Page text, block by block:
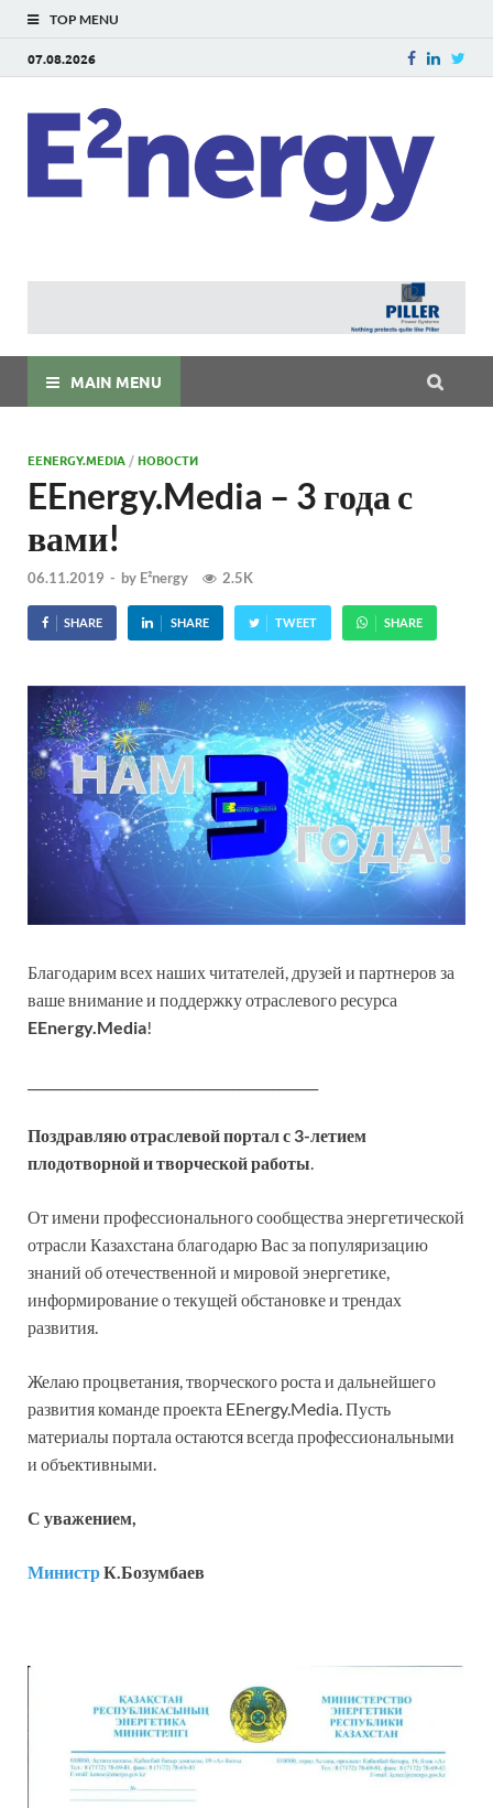
TOP MENU
07.08.2026
MAIN MENU
EENERGY.MEDIA /НОВОСТИ
EEnergy.Media – 3 года с
вами!
06.11.2019 - by E²nergy 2.5K
SHARE SHARE TWEET SHARE
Благодарим всех наших читателей, друзей и партнеров за
ваше внимание и поддержку отраслевого ресурса
EEnergy.Media!
Поздравляю отраслевой портал с 3-летием
плодотворной и творческой работы.
От имени профессионального сообщества энергетической
отрасли Казахстана благодарю Вас за популяризацию
знаний об отечественной и мировой энергетике,
информирование о текущей обстановке и трендах
развития.
Желаю процветания, творческого роста и дальнейшего
развития команде проекта EEnergy.Media. Пусть
материалы портала остаются всегда профессиональными
и объективными.
С уважением,
МинистрК.Бозумбаев